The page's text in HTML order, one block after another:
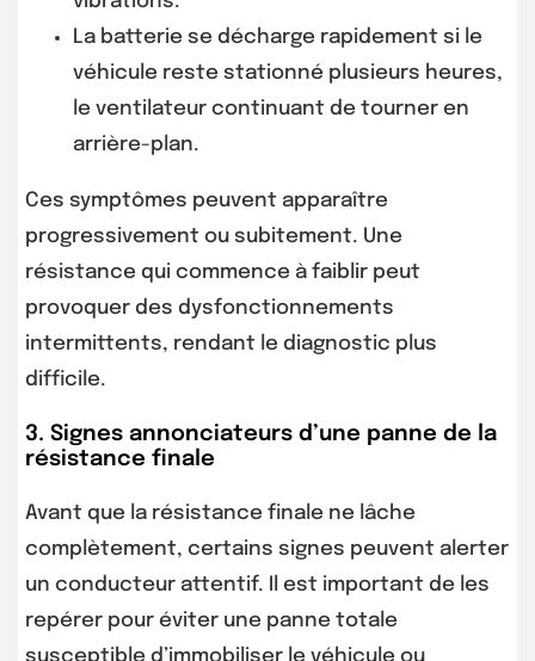
La batterie se décharge rapidement si le
véhicule reste stationné plusieurs heures,
le ventilateur continuant de tourner en
arrière-plan.
Ces symptômes peuvent apparaître
progressivement ou subitement. Une
résistance qui commence à faiblir peut
provoquer des dysfonctionnements
intermittents, rendant le diagnostic plus
difficile.
3. Signes annonciateurs d’une panne de la
résistance finale
Avant que la résistance finale ne lâche
complètement, certains signes peuvent alerter
un conducteur attentif. Il est important de les
repérer pour éviter une panne totale
susceptible d’immobiliser le véhicule ou